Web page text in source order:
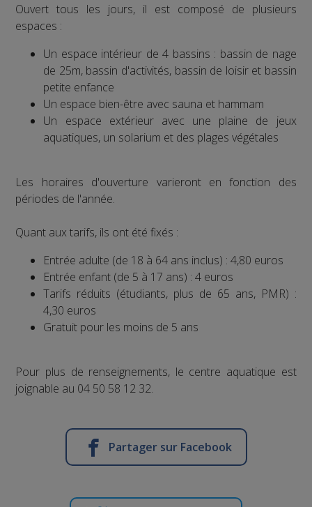
Ouvert tous les jours, il est composé de plusieurs
espaces :
Un espace intérieur de 4 bassins : bassin de nage
de 25m, bassin d'activités, bassin de loisir et bassin
petite enfance
Un espace bien-être avec sauna et hammam
Un espace extérieur avec une plaine de jeux
aquatiques, un solarium et des plages végétales
Les horaires d'ouverture varieront en fonction des
périodes de l'année.
Quant aux tarifs, ils ont été fixés :
Entrée adulte (de 18 à 64 ans inclus) : 4,80 euros
Entrée enfant (de 5 à 17 ans) : 4 euros
Tarifs réduits (étudiants, plus de 65 ans, PMR) :
4,30 euros
Gratuit pour les moins de 5 ans
Pour plus de renseignements, le centre aquatique est
joignable au 04 50 58 12 32.
Partager sur Facebook